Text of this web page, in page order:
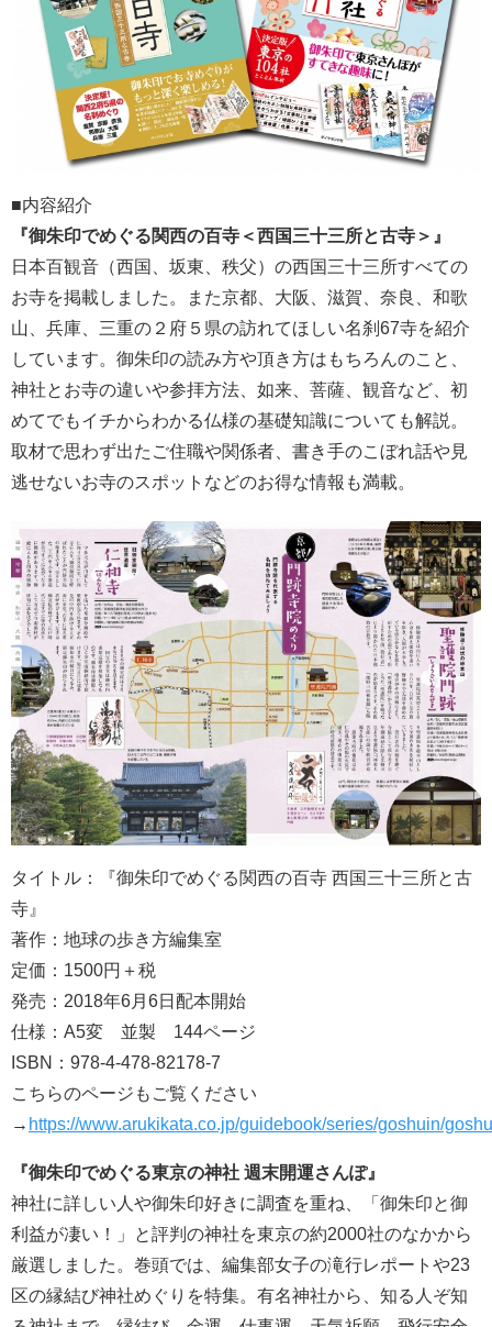
■内容紹介
『御朱印でめぐる関西の百寺＜西国三十三所と古寺＞』
日本百観音（西国、坂東、秩父）の西国三十三所すべての
お寺を掲載しました。また京都、大阪、滋賀、奈良、和歌
山、兵庫、三重の２府５県の訪れてほしい名刹67寺を紹介
しています。御朱印の読み方や頂き方はもちろんのこと、
神社とお寺の違いや参拝方法、如来、菩薩、観音など、初
めてでもイチからわかる仏様の基礎知識についても解説。
取材で思わず出たご住職や関係者、書き手のこぼれ話や見
逃せないお寺のスポットなどのお得な情報も満載。
タイトル：『御朱印でめぐる関西の百寺 西国三十三所と古
寺』
著作：地球の歩き方編集室
定価：1500円＋税
発売：2018年6月6日配本開始
仕様：A5変 並製 144ページ
ISBN：978-4-478-82178-7
こちらのページもご覧ください
→ https://www.arukikata.co.jp/guidebook/series/goshuin/
『御朱印でめぐる東京の神社 週末開運さんぽ』
神社に詳しい人や御朱印好きに調査を重ね、「御朱印と御
利益が凄い！」と評判の神社を東京の約2000社のなかから
厳選しました。巻頭では、編集部女子の滝行レポートや23
区の縁結び神社めぐりを特集。有名神社から、知る人ぞ知